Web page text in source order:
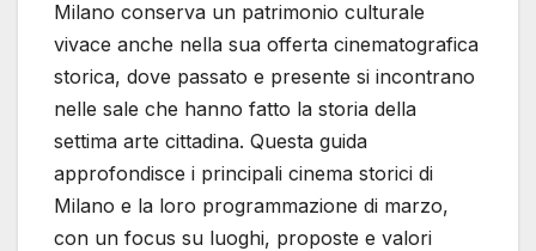
Milano conserva un patrimonio culturale
vivace anche nella sua offerta cinematografica
storica, dove passato e presente si incontrano
nelle sale che hanno fatto la storia della
settima arte cittadina. Questa guida
approfondisce i principali cinema storici di
Milano e la loro programmazione di marzo,
con un focus su luoghi, proposte e valori